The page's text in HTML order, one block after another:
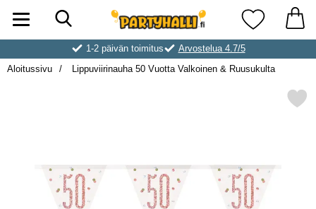
Ostoskori laajennettu Partyhallen AB
Suosikkini
1-2 päivän toimitus
Arvostelua 4.7/5
Aloitussivu
Lippuviirinauha 50 Vuotta Valkoinen & Ruusukulta
Merkitse lippuviirinauha 50 Vuotta